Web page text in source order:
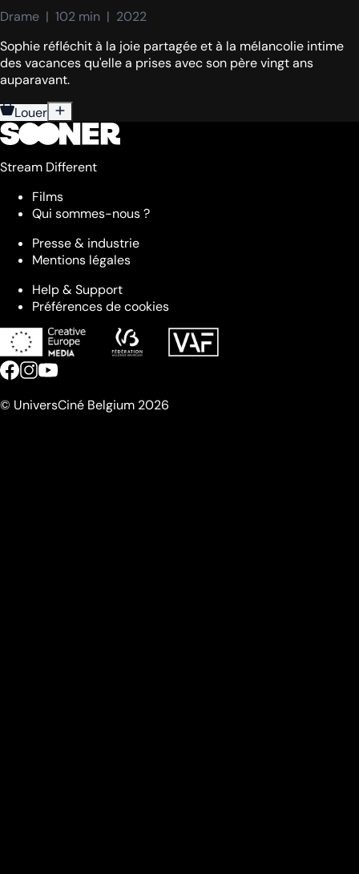
Drame  |  102 min  |  2022
Sophie réfléchit à la joie partagée et à la mélancolie intime
des vacances qu'elle a prises avec son père vingt ans
auparavant.
Louer
Stream Different
Films
Qui sommes-nous ?
Presse & industrie
Mentions légales
Help & Support
Préférences de cookies
© UniversCiné Belgium 2026